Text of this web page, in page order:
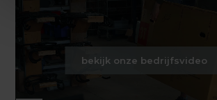
bekijk onze bedrijfsvideo